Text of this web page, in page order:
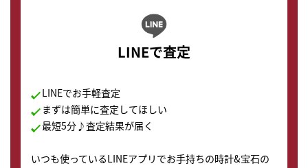
LINEで査定
LINEでお手軽査定
まずは簡単に査定してほしい
最短5分♪査定結果が届く
いつも使っているLINEアプリでお手持ちの時計&宝石の